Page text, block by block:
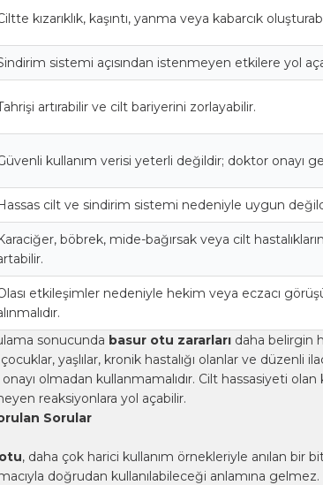
kızarıklık, kaşıntı, yanma veya kabarcık
sistemi açısından istenmeyen etkilere yol
artırabilir ve cilt bariyerini zorlayabilir.
kullanım verisi yeterli değildir; doktor onayı
cilt ve sindirim sistemi nedeniyle uygun
böbrek, mide-bağırsak veya cilt
etkileşimler nedeniyle hekim veya eczacı
sonucunda basur otu zararları daha belirgin
yaşlılar, kronik hastalığı olanlar ve düzenli
olmadan kullanmamalıdır. Cilt hassasiyeti olan
reaksiyonlara yol açabilir.
Sorular
, daha çok harici kullanım örnekleriyle anılan bir
doğrudan kullanılabileceği anlamına gelmez.